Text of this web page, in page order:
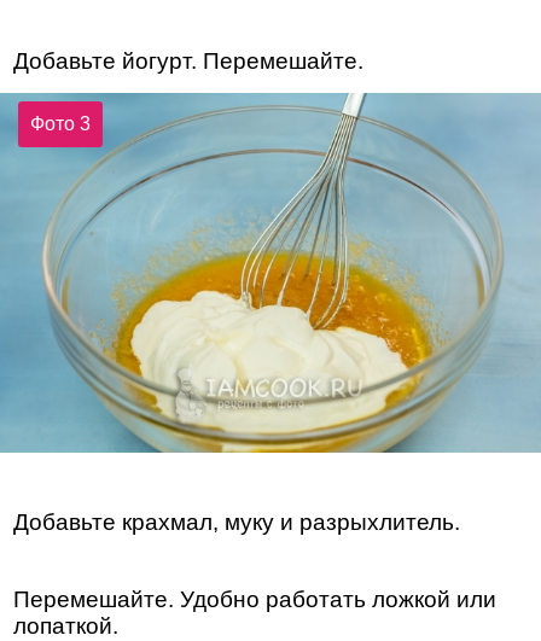
Добавьте йогурт. Перемешайте.
Фото 3
Добавьте крахмал, муку и разрыхлитель.
Перемешайте. Удобно работать ложкой или
лопаткой.